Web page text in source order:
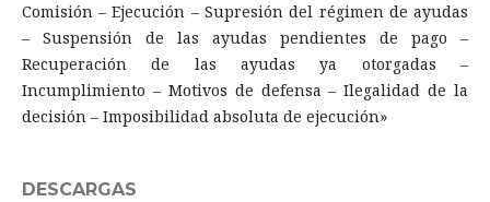
Comisión – Ejecución – Supresión del régimen de ayudas
– Suspensión de las ayudas pendientes de pago –
Recuperación de las ayudas ya otorgadas –
Incumplimiento – Motivos de defensa – Ilegalidad de la
decisión – Imposibilidad absoluta de ejecución»
DESCARGAS